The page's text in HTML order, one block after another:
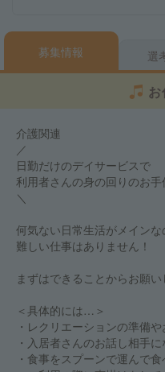
募集情報 選
介護関連
／
日勤だけのデイサービスで
利用者さんの身の回りのお手
＼
何気ない日常生活がメインな
難しい仕事はありません！
まずはできることからお願い
＜具体的には…＞
・レクリエーションの準備
・入居者さんのお話し相手
・食事をスプーンで運んで